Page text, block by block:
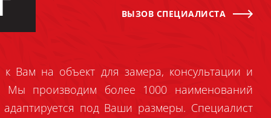
ВЫЗОВ СПЕЦИАЛИСТА
Вам на объект для замера, консультации и
Мы производим более 1000 наименований
под Ваши размеры. Специалист